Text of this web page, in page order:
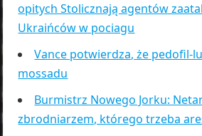
opitych Stolicznają agentów
Ukraińców w pociagu
Vance potwierdza, że pedofil-
mossadu
Burmistrz Nowego Jorku:
zbrodniarzem, którego trzeba